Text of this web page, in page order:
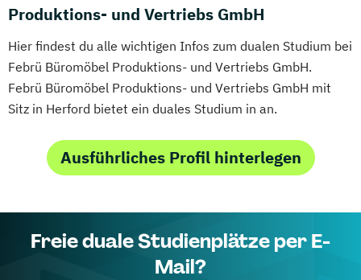
Produktions- und Vertriebs GmbH
Hier findest du alle wichtigen Infos zum dualen Studium bei
Febrü Büromöbel Produktions- und Vertriebs GmbH.
Febrü Büromöbel Produktions- und Vertriebs GmbH mit
Sitz in Herford bietet ein duales Studium in an.
Ausführliches Profil hinterlegen
Freie duale Studienplätze per E-
Mail?